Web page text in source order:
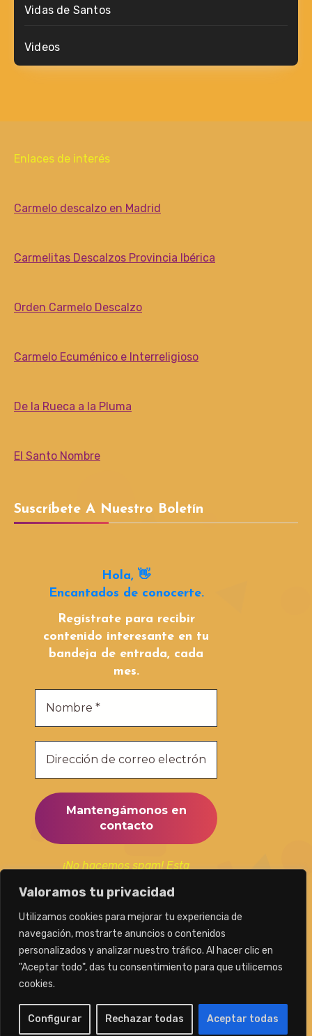
Valoramos tu privacidad
Utilizamos cookies para mejorar tu experiencia de
navegación, mostrarte anuncios o contenidos
personalizados y analizar nuestro tráfico. Al hacer clic en
"Aceptar todo", das tu consentimiento para que utilicemos
cookies.
Configurar Rechazar todas Aceptar todas
Vidas de Santos
Videos
Enlaces de interés
Carmelo descalzo en Madrid
Carmelitas Descalzos Provincia Ibérica
Orden Carmelo Descalzo
Carmelo Ecuménico e Interreligioso
De la Rueca a la Pluma
El Santo Nombre
Suscríbete A Nuestro Boletín
Hola, 👋
Encantados de conocerte.
Regístrate para recibir
contenido interesante en tu
bandeja de entrada, cada
mes.
¡No hacemos spam! Esta
únicamente para mantenerte al
día de nuestras publicaciones.
Caminamos con Teresa